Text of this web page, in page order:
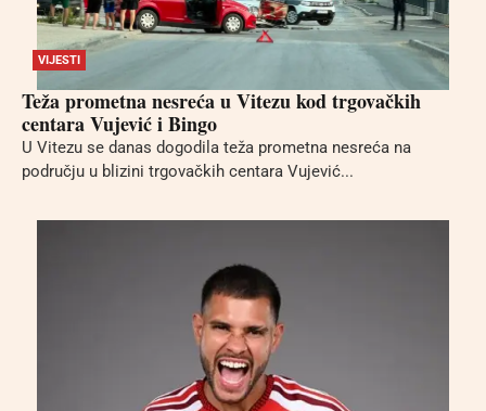
VIJESTI
Teža prometna nesreća u Vitezu kod trgovačkih
centara Vujević i Bingo
U Vitezu se danas dogodila teža prometna nesreća na
području u blizini trgovačkih centara Vujević...